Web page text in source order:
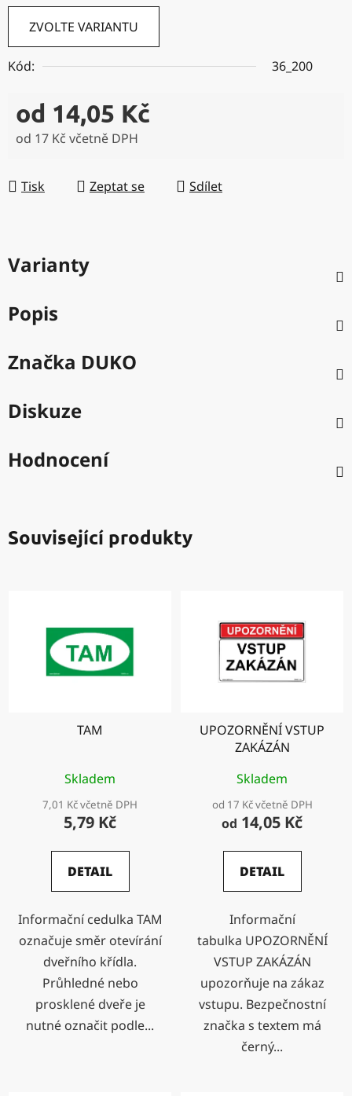
ZVOLTE VARIANTU
Kód: 36_200
od 14,05 Kč
od 17 Kč včetně DPH
Tisk
Zeptat se Sdílet
Varianty
Popis
Značka DUKO
Diskuze
Hodnocení
Související produkty
TAM
Skladem
7,01 Kč včetně DPH
5,79 Kč
DETAIL
Informační cedulka TAM
označuje směr otevírání
dveřního křídla.
Průhledné nebo
prosklené dveře je
nutné označit podle...
UPOZORNĚNÍ VSTUP
ZAKÁZÁN
Skladem
od 17 Kč včetně DPH
od 14,05 Kč
DETAIL
Informační
tabulka UPOZORNĚNÍ
VSTUP ZAKÁZÁN
upozorňuje na zákaz
vstupu. Bezpečnostní
značka s textem má
černý...